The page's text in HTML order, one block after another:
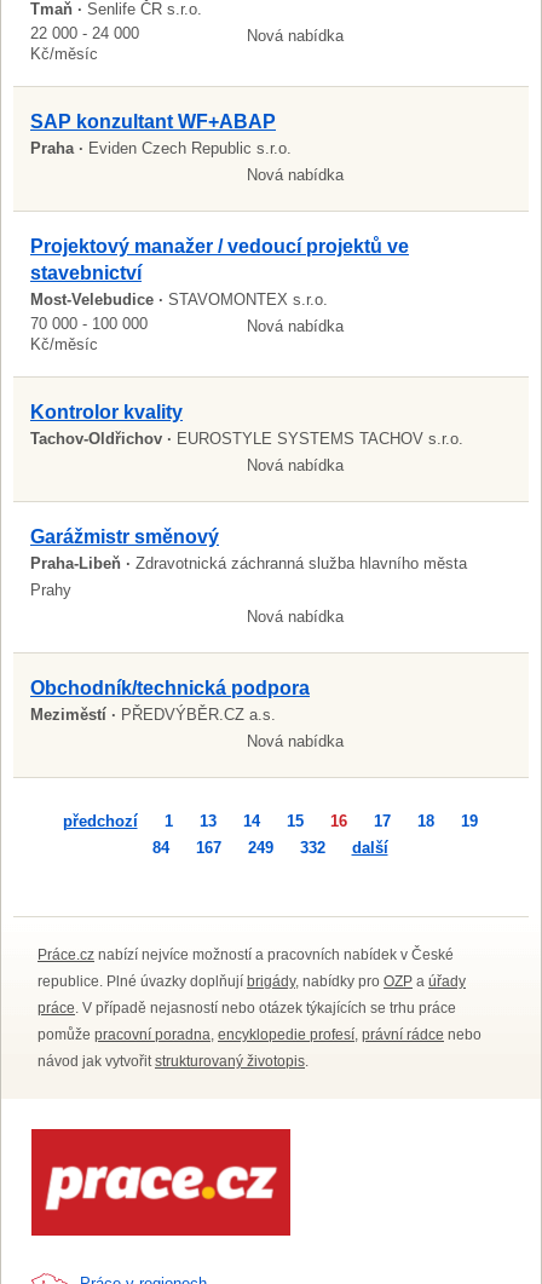
Tmaň · Senlife ČR s.r.o.
22 000 - 24 000
Kč/měsíc
Nová nabídka
SAP konzultant WF+ABAP
Praha · Eviden Czech Republic s.r.o.
Nová nabídka
Projektový manažer / vedoucí projektů ve
stavebnictví
Most-Velebudice · STAVOMONTEX s.r.o.
70 000 - 100 000
Kč/měsíc
Nová nabídka
Kontrolor kvality
Tachov-Oldřichov · EUROSTYLE SYSTEMS TACHOV s.r.o.
Nová nabídka
Garážmistr směnový
Praha-Libeň · Zdravotnická záchranná služba hlavního města
Prahy
Nová nabídka
Obchodník/technická podpora
Meziměstí · PŘEDVÝBĚR.CZ a.s.
Nová nabídka
předchozí 1 13 14 15 16 17 18
19
84
167 249 332 další
Práce.cz nabízí nejvíce možností a pracovních nabídek v České
republice. Plné úvazky doplňují brigády, nabídky pro OZP a úřady
práce. V případě nejasností nebo otázek týkajících se trhu práce
pomůže pracovní poradna, encyklopedie profesí, právní rádce nebo
návod jak vytvořitstrukturovaný životopis.